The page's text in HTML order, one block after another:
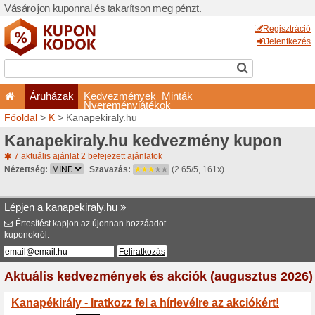
Vásároljon kuponnal és
Áruházak
Főoldal>K>